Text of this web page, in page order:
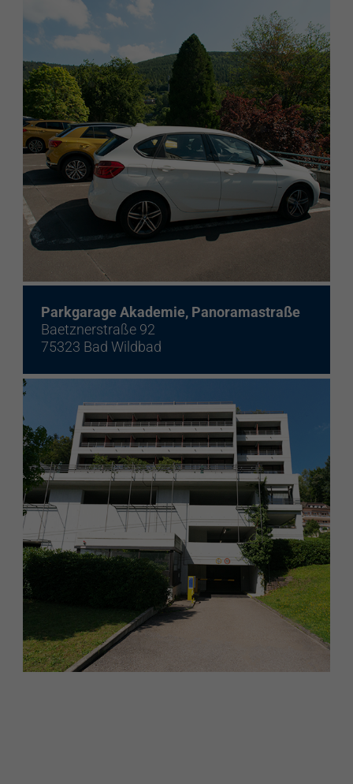
Parkgarage Akademie, Panoramastraße
Baetznerstraße 92
75323 Bad Wildbad